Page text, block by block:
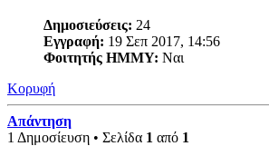
Δημοσιεύσεις: 24
Εγγραφή: 19 Σεπ 2017, 14:56
Φοιτητής ΗΜΜΥ: Ναι
Κορυφή
Απάντηση
1 Δημοσίευση • Σελίδα 1 από 1